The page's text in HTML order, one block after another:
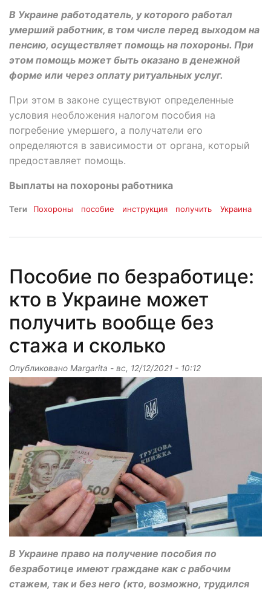
В Украине работодатель, у которого работал
умерший работник, в том числе перед выходом на
пенсию, осуществляет помощь на похороны. При
этом помощь может быть оказано в денежной
форме или через оплату ритуальных услуг.
При этом в законе существуют определенные
условия необложения налогом пособия на
погребение умершего, а получатели его
определяются в зависимости от органа, который
предоставляет помощь.
Выплаты на похороны работника
Теги Похороны пособие инструкция получить Украина
Пособие по безработице:
кто в Украине может
получить вообще без
стажа и сколько
Опубликовано Margarita - вс, 12/12/2021 - 10:12
В Украине право на получение пособия по
безработице имеют граждане как с рабочим
стажем, так и без него (кто, возможно, трудился